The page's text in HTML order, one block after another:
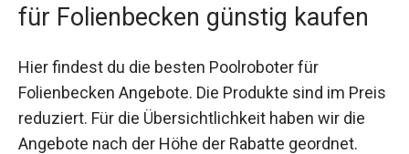
für Folienbecken günstig kaufen
Hier findest du die besten Poolroboter für
Folienbecken Angebote. Die Produkte sind im Preis
reduziert. Für die Übersichtlichkeit haben wir die
Angebote nach der Höhe der Rabatte geordnet.